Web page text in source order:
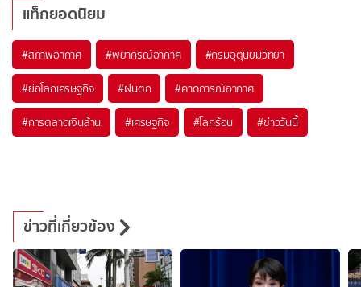
แท็กยอดนิยม
#สภาพอากาศ #พยากรณ์อากาศ #กรมอุตุนิยมวิทยา
#ย่อโลกเศรษฐกิจ #ฝนตก #คาดการณ์อากาศ
#การตลาดเงินล้าน #เศรษฐกิจ #โลกร้อน #ข่าววันนี้
ข่าวที่เกี่ยวข้อง